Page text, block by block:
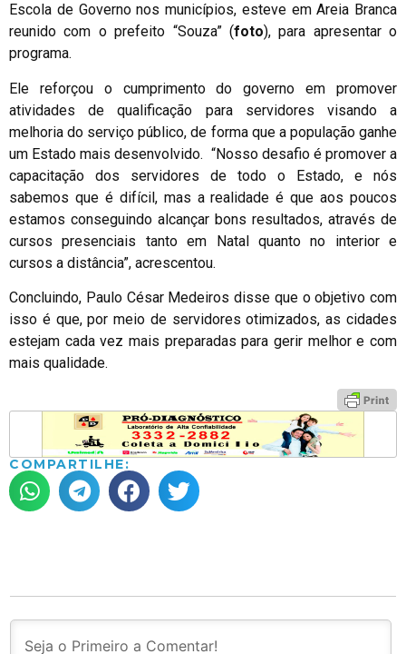
Escola de Governo nos municípios, esteve em Areia Branca
reunido com o prefeito “Souza” (foto), para apresentar o
programa.
Ele reforçou o cumprimento do governo em promover
atividades de qualificação para servidores visando a
melhoria do serviço público, de forma que a população ganhe
um Estado mais desenvolvido. “Nosso desafio é promover a
capacitação dos servidores de todo o Estado, e nós
sabemos que é difícil, mas a realidade é que aos poucos
estamos conseguindo alcançar bons resultados, através de
cursos presenciais tanto em Natal quanto no interior e
cursos a distância”, acrescentou.
Concluindo, Paulo César Medeiros disse que o objetivo com
isso é que, por meio de servidores otimizados, as cidades
estejam cada vez mais preparadas para gerir melhor e com
mais qualidade.
COMPARTILHE: